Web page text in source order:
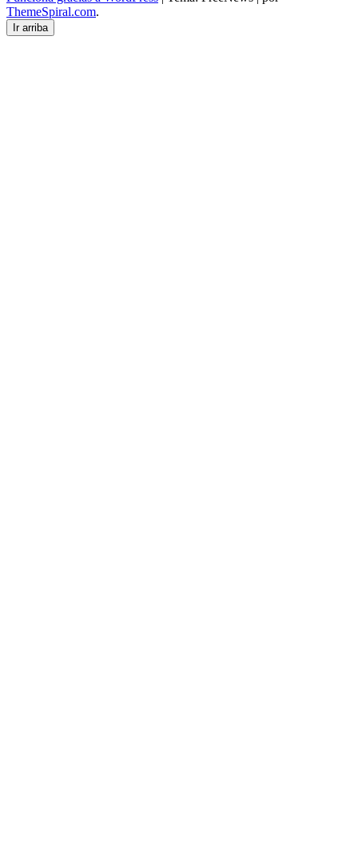
ThemeSpiral.com.
Ir arriba